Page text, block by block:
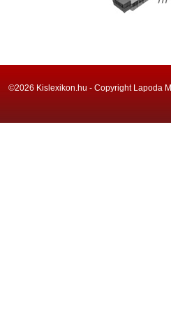
©2026 Kislexikon.hu - Copyright Lapoda